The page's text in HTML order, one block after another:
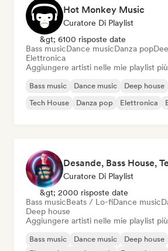
Hot Monkey Music
Curatore Di Playlist
&gt; 6100 risposte date
Bass musicDance musicDanza pop
Elettronica
Aggiungere artisti nelle mie playlist
Bass music Dance music Deep house
Tech House
Danza pop Elettronica
Curatore Di Playlist
&gt; 2000 risposte date
Bass musicBeats / Lo-fiDance music
Deep house
Aggiungere artisti nelle mie playlist
Bass music Dance music Deep house